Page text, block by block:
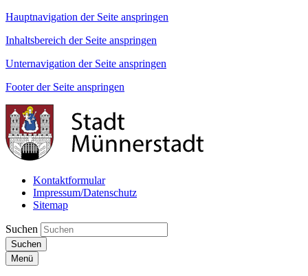
Hauptnavigation der Seite anspringen
Inhaltsbereich der Seite anspringen
Unternavigation der Seite anspringen
Footer der Seite anspringen
Kontaktformular
Impressum/Datenschutz
Sitemap
Suchen
Suchen
Menü